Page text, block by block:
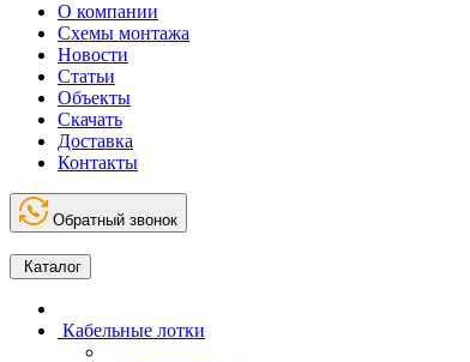
О компании
Схемы монтажа
Новости
Статьи
Объекты
Скачать
Доставка
Контакты
Обратный звонок
Каталог
Кабельные лотки